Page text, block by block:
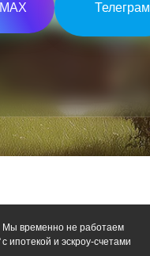
МАХ Телеграм
Мы временно не работаем
с ипотекой и эскроу-счетами